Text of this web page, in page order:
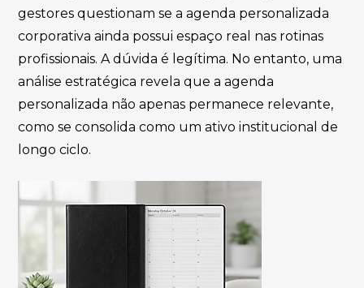
gestores questionam se a agenda personalizada
corporativa ainda possui espaço real nas rotinas
profissionais. A dúvida é legítima. No entanto, uma
análise estratégica revela que a agenda
personalizada não apenas permanece relevante,
como se consolida como um ativo institucional de
longo ciclo.